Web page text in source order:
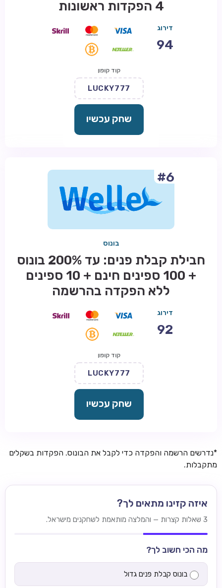
4 הפקדות ראשונות
דירוג
94
קוד קופון
LUCKY777
שחק עכשיו
#6
בונוס
חבילת קבלת פנים: עד 200% בונוס
+ 100 ספינים חינם + 10 ספינים
ללא הפקדה בהרשמה
דירוג
92
קוד קופון
LUCKY777
שחק עכשיו
*נדרשים הרשמה והפקדה כדי לקבל את הבונוס. הפקדות בשקלים
מתקבלות.
איזה קזינו מתאים לך?
3 שאלות קצרות — והמלצה מותאמת לשחקנים מישראל.
מה הכי חשוב לך?
בונוס קבלת פנים גדול